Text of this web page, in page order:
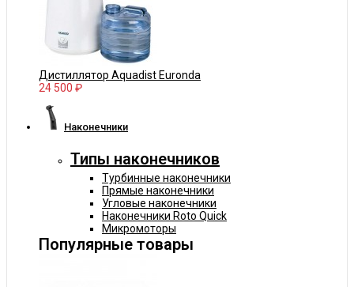
Дистиллятор Aquadist Euronda
24 500 ₽
Наконечники
Типы наконечников
Турбинные наконечники
Прямые наконечники
Угловые наконечники
Наконечники Roto Quick
Микромоторы
Популярные товары